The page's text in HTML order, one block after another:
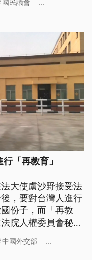
鳳表示，台灣的遭
國民議會 ...
「再教育」
大使盧沙野接受法
，要對台灣人進行
份子，而「再教
院人權委員會秘書
中國外交部 ...